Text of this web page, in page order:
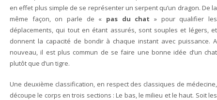
en effet plus simple de se représenter un serpent qu’un dragon. De la
même façon, on parle de « pas du chat » pour qualifier les
déplacements, qui tout en étant assurés, sont souples et légers, et
donnent la capacité de bondir à chaque instant avec puissance. A
nouveau, il est plus commun de se faire une bonne idée d’un chat
plutôt que d’un tigre.
Une deuxième classification, en respect des classiques de médecine,
découpe le corps en trois sections : Le bas, le milieu et le haut. Soit les